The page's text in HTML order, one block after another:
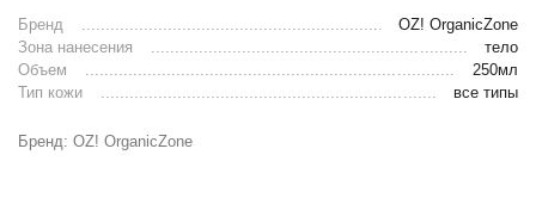
Бренд
OZ! OrganicZone
Зона нанесения
тело
Объем
250мл
Тип кожи
все типы
Бренд: OZ! OrganicZone